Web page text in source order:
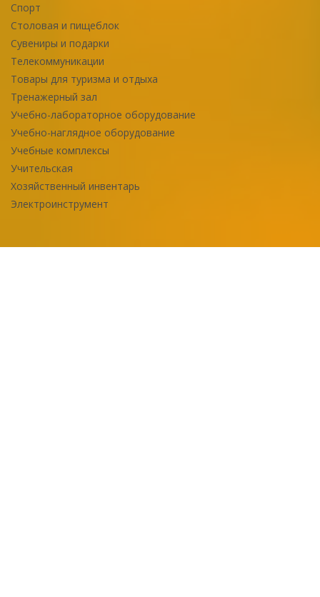
Спорт
Столовая и пищеблок
Сувениры и подарки
Телекоммуникации
Товары для туризма и отдыха
Тренажерный зал
Учебно-лабораторное оборудование
Учебно-наглядное оборудование
Учебные комплексы
Учительская
Хозяйственный инвентарь
Электроинструмент